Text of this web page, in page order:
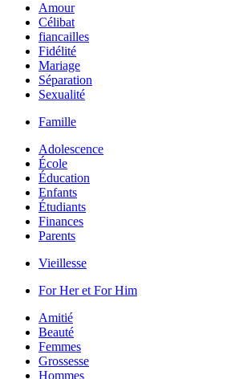
Amour
Célibat
fiancailles
Fidélité
Mariage
Séparation
Sexualité
Famille
Adolescence
École
Éducation
Enfants
Étudiants
Finances
Parents
Vieillesse
For Her et For Him
Amitié
Beauté
Femmes
Grossesse
Hommes